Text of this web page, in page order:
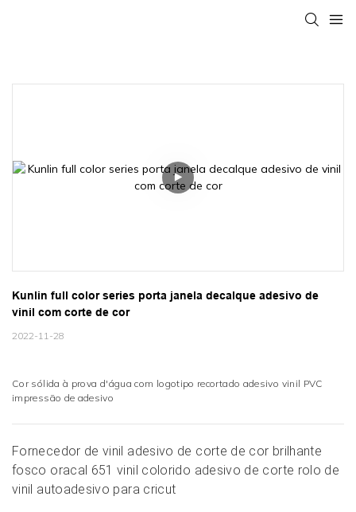
Kunlin full color series porta janela decalque adesivo de
vinil com corte de cor
2022-11-28
Cor sólida à prova d'água com logotipo recortado adesivo vinil PVC
impressão de adesivo
Fornecedor de vinil adesivo de corte de cor brilhante
fosco oracal 651 vinil colorido adesivo de corte rolo de
vinil autoadesivo para cricut